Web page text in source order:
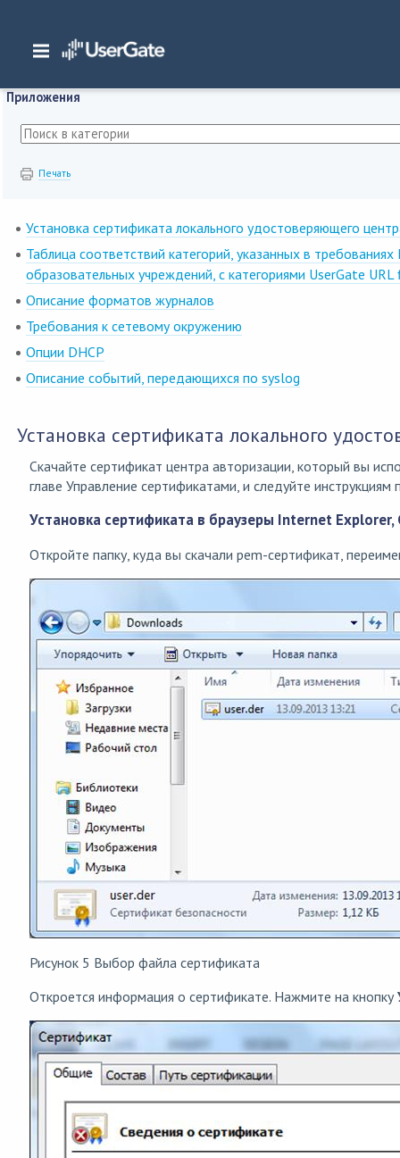
Главная/ Документация/NGFW
Приложения
Печать
Установка сертификата локального удостоверяющего
Таблица соответствий категорий, указанных в
образовательных учреждений, с категориями UserGate
Описание форматов журналов
Требования к сетевому окружению
Опции DHCP
Описание событий, передающихся по syslog
Установка сертификата локального
Скачайте сертификат центра авторизации, который вы
главе Управление сертификатами, и следуйте
Установка сертификата в браузеры Internet
Откройте папку, куда вы скачали pem-сертификат,
Рисунок 5 Выбор файла сертификата
Откроется информация о сертификате. Нажмите на кнопку